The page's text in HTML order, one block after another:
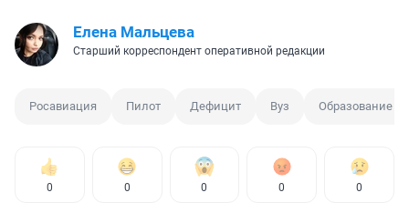
Елена Мальцева
Старший корреспондент оперативной редакции
Росавиация Пилот Дефицит Вуз Образование
0 0 0 0 0